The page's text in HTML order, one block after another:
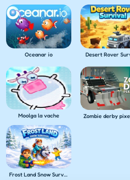
Oceanar io Desert Rover
Moolga la vache
Frost Land Snow Survival